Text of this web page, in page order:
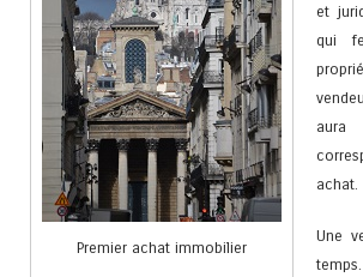
Premier achat immobilier
et
qui
aura
achat.
Une